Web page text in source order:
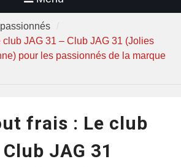
club JAG 31 – Club JAG 31 (Jolies
pour les passionnés de la marque
frais : Le club
JAG 31